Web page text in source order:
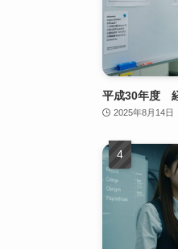
平成30年度
2025年8月14日